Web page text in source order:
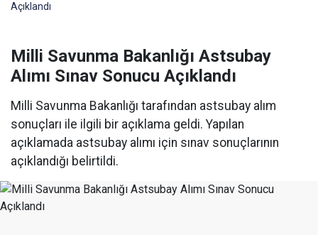
Açıklandı
Milli Savunma Bakanlığı Astsubay
Alımı Sınav Sonucu Açıklandı
Milli Savunma Bakanlığı tarafından astsubay alım
sonuçları ile ilgili bir açıklama geldi. Yapılan
açıklamada astsubay alımı için sınav sonuçlarının
açıklandığı belirtildi.